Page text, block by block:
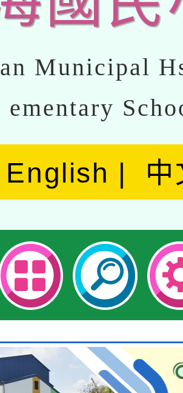
Municipal
ementary
English 中